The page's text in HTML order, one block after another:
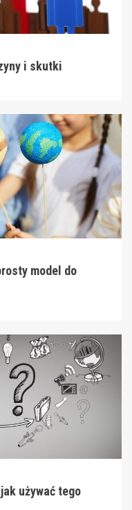
i skutki
model do
używać tego